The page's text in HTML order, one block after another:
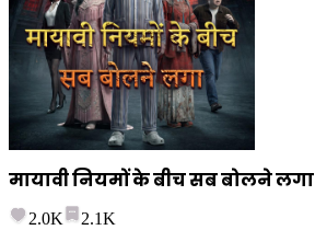
मायावी नियमों के बीच सब बोलने लगा
2.0K
2.1K